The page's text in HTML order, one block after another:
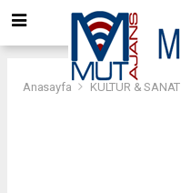
Anasayfa KÜLTÜR & SANAT